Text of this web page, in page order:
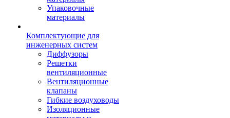
Упаковочные
материалы
Комплектующие для
инженерных систем
Диффузоры
Решетки
вентиляционные
Вентиляционные
клапаны
Гибкие воздуховоды
Изоляционные